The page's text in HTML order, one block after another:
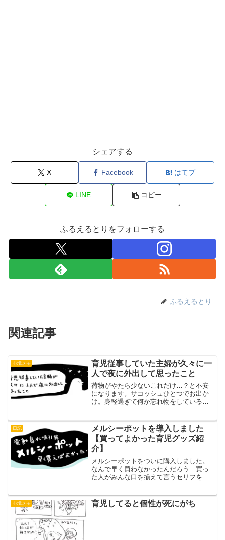
シェアする
X Facebook はてブ
LINE コピー
ふるえるとりをフォローする
ふるえるとり
関連記事
心境メモ
育児従事していた主婦が久々に一
人で夜に外出して思ったこと
荷物がやたら少ないこれだけ…？と不安
になります。サコッシュひとつでお出か
け。身軽過ぎて何か忘れ物をしているよ
た巾着、水分、汚しそうな日は着替えと
タオル…リュックでないと...
日記
メルシーポットを導入しました
【買ってよかった育児グッズ紹
介】
メルシーポットをついに購入しました。
なんで早く買わなかったんだろう…買っ
た人がみんな口を揃えて言うセリフを、
高くて買わなかった鼻水を吸うグッズは
何種類かありまして。・ス...
心境メモ 育児してると個性が死にがち